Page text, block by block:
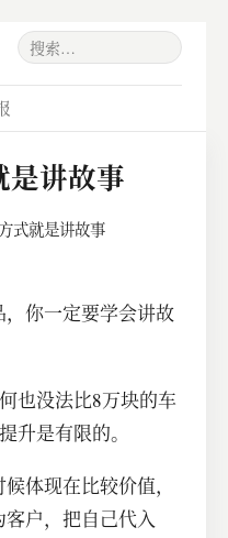
是讲故事
式就是讲故事
你一定要学会讲故
也没法比8万块的车
升是有限的。
体现在比较价值，
户，把自己代入